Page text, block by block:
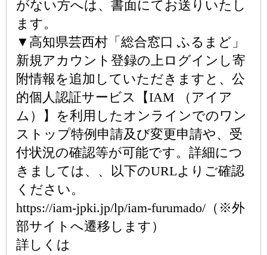
がない方へは、書面にてお送りいたし
ます。
▼高知県芸西村「総合窓口 ふるまど」
新規アカウント登録の上ログインし寄
附情報を追加していただきますと、公
的個人認証サービス【IAM （アイア
ム）】を利用したオンラインでのワン
ストップ特例申請及び変更申請や、受
付状況の確認等が可能です。詳細につ
きましては、、以下のURLよりご確認
ください。
https://iam-jpki.jp/lp/iam-furumado/（※外
部サイトへ遷移します）
詳しくは